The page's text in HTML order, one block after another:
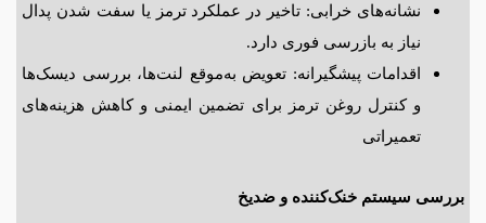
نشانه‌های خرابی: تاخیر در عملکرد ترمز یا سفت شدن پدال
نیاز به بازرسی فوری دارد.
اقدامات پیشگیرانه: تعویض به‌موقع لنت‌ها، بررسی دیسک‌ها
و کنترل روغن ترمز برای تضمین ایمنی و کاهش هزینه‌های
تعمیراتی
بررسی سیستم خنک‌کننده و ضدیخ